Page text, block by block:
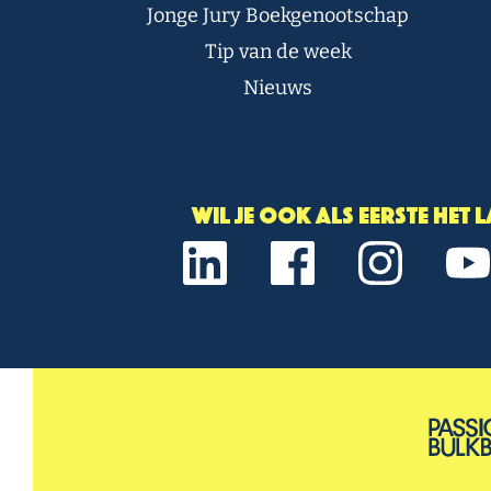
Jonge Jury Boekgenootschap
Tip van de week
Nieuws
Wil je ook als eerste het